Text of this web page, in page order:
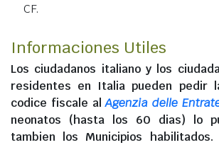
CF.
Informaciones Utiles
Los ciudadanos italianoy los
residentes en Italia pueden pedir
codice fiscale alAgenzia delle
neonatos (hasta los 60 dias) lo
tambien los Municipios habilitados.